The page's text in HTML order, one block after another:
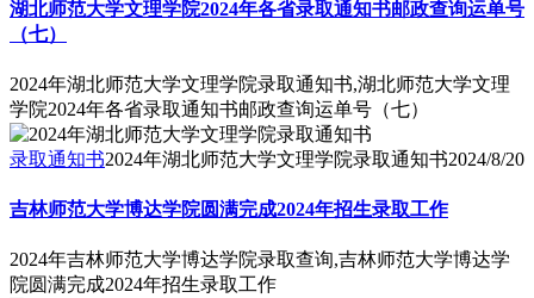
湖北师范大学文理学院2024年各省录取通知书邮政查询运单号
（七）
2024年湖北师范大学文理学院录取通知书,湖北师范大学文理
学院2024年各省录取通知书邮政查询运单号（七）
录取通知书2024年湖北师范大学文理学院录取通知书2024/8/20
吉林师范大学博达学院圆满完成2024年招生录取工作
2024年吉林师范大学博达学院录取查询,吉林师范大学博达学
院圆满完成2024年招生录取工作